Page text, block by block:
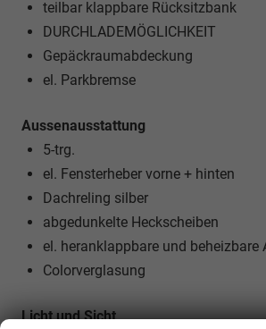
teilbar klappbare Rücksitzbank
DURCHLADEMÖGLICHKEIT
Gepäckraumabdeckung
el. Parkbremse
Aussenausstattung
5-trg.
el. Fensterheber vorne + hinten
Dachreling silber
abgedunkelte Heckscheiben
el. heranklappbare und beheizbare
Colorverglasung
Licht und Sicht